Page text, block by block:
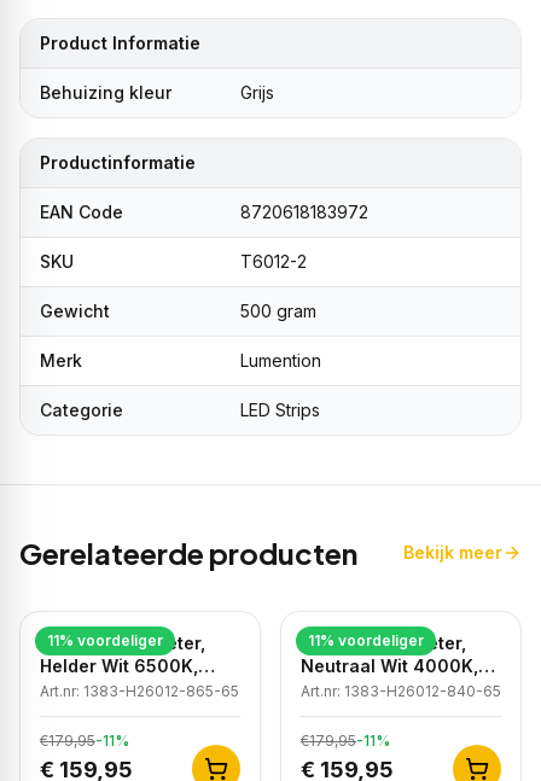
Product Informatie
Behuizing kleur Grijs
Productinformatie
EAN Code 8720618183972
SKU T6012-2
Gewicht 500 gram
Merk Lumention
Categorie LED Strips
Gerelateerde producten Bekijk meer
11% voordeliger
LED strip, 50 meter,
Helder Wit 6500K,
COB, High Voltage,
220V, IP65
Art.nr: 1383-H26012-865-65
€179,95-11%
€ 159,95
11% voordeliger
LED strip, 50 meter,
Neutraal Wit 4000K,
COB, High Voltage,
220V, IP65
Art.nr: 1383-H26012-840-65
€179,95-11%
€ 159,95